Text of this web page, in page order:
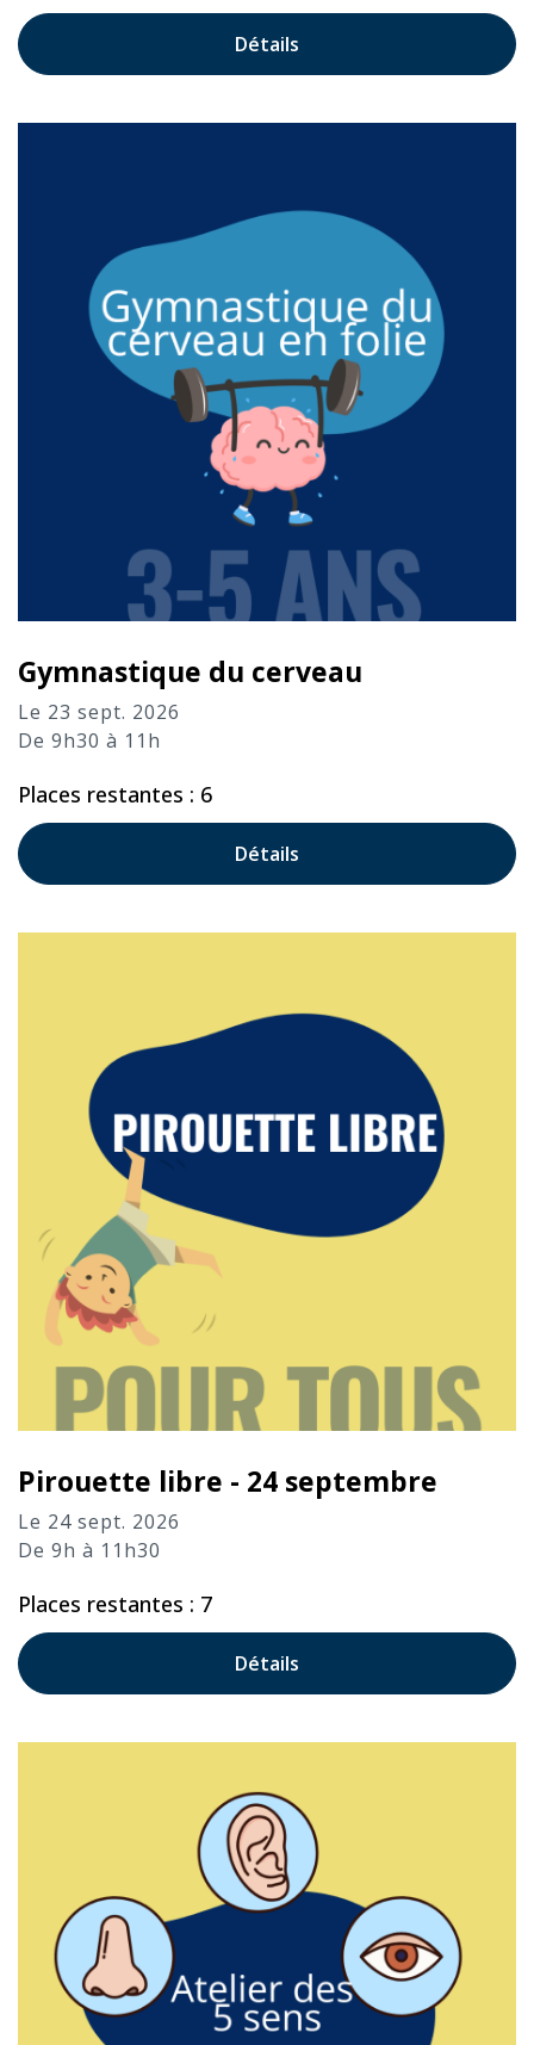
Détails
Gymnastique du cerveau
Le 23 sept. 2026
De 9h30 à 11h
Places restantes : 6
Détails
Pirouette libre - 24 septembre
Le 24 sept. 2026
De 9h à 11h30
Places restantes : 7
Détails